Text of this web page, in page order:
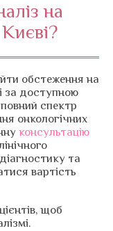
на
обстеження на
за доступною
спектр
онкологічних
консультацію
та
вартість
щоб